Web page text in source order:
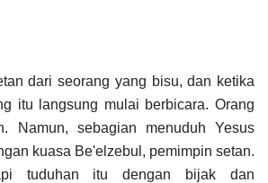
dari seorang yang bisu, dan ketika
itu langsung mulai berbicara. Orang
Namun, sebagian menuduh Yesus
kuasa Be'elzebul, pemimpin setan.
tuduhan itu dengan bijak dan